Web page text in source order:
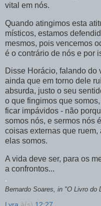
vital em nós.
Quando atingimos esta
místicos, estamos
mesmos, pois vencemos
é o contrário de nós e por
Disse Horácio, falando do
ainda que em torno dele
absurda, justo o seu
o que fingimos que
ficar impávidos - não
somos nós, e sermos nós
coisas externas que
elas somos.
A vida deve ser, para os
a confrontos...
.
Bernardo Soares, in "O Livro do